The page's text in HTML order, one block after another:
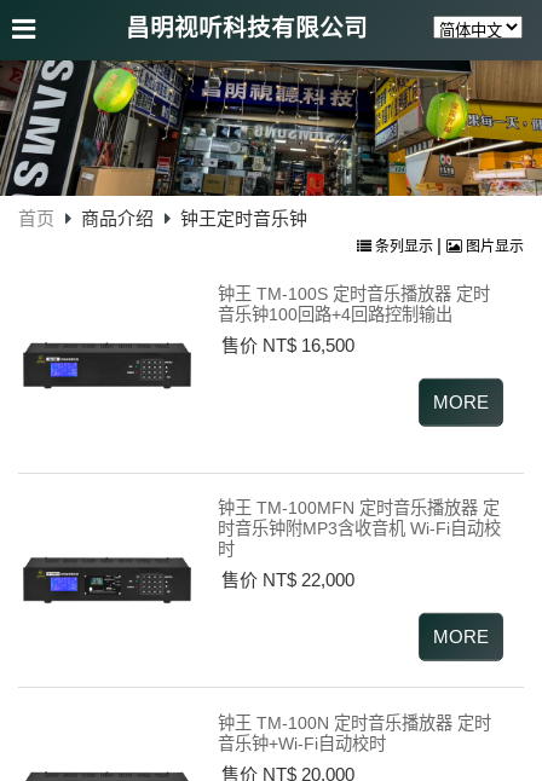
昌明视听科技有限公司
首页 商品介绍 钟王定时音乐钟
条列显示 | 图片显示
钟王 TM-100S 定时音乐播放器 定时
音乐钟100回路+4回路控制输出
售价 NT$ 16,500
钟王 TM-100MFN 定时音乐播放器 定
时音乐钟附MP3含收音机 Wi-Fi自动校
时
售价 NT$ 22,000
钟王 TM-100N 定时音乐播放器 定时
音乐钟+Wi-Fi自动校时
售价 NT$ 20,000